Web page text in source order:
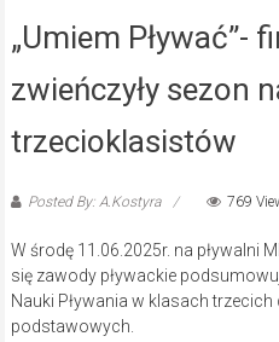
„Umiem Pływać”-
zwieńczyły sezon
trzecioklasistów
Posted By: A.Kostyra 769
W środę 11.06.2025r. na pływalni
się zawody pływackie
Nauki Pływania w klasach
podstawowych.